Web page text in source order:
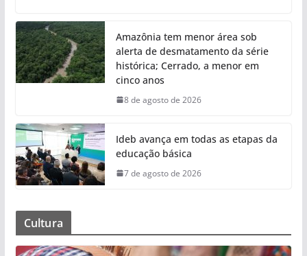
Amazônia tem menor área sob
alerta de desmatamento da série
histórica; Cerrado, a menor em
cinco anos
8 de agosto de 2026
Ideb avança em todas as etapas da
educação básica
7 de agosto de 2026
Cultura